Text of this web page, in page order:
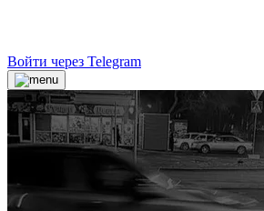
Войти через Telegram